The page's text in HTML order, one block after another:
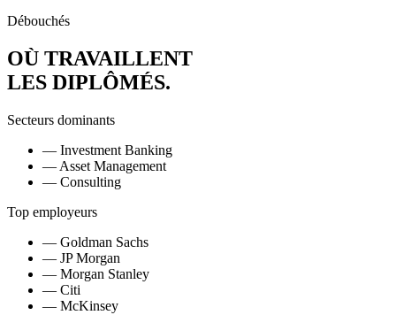
Débouchés
OÙ TRAVAILLENT
LES DIPLÔMÉS.
Secteurs dominants
— Investment Banking
— Asset Management
— Consulting
Top employeurs
— Goldman Sachs
— JP Morgan
— Morgan Stanley
— Citi
— McKinsey